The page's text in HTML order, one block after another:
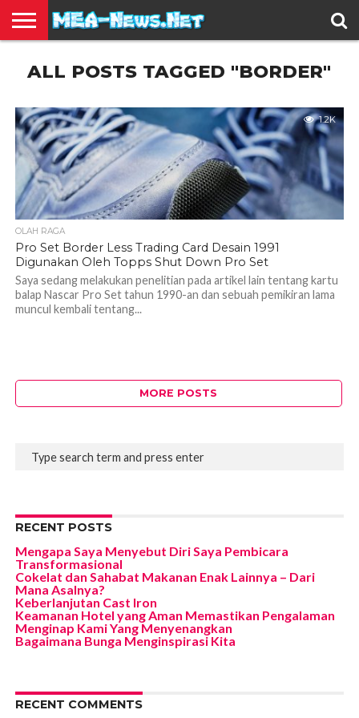
TERBARU
EDUKASI
HIBURAN
INSPIRASI
KESEHATAN
KULINER
OLAH
RAGA
OTOMOTIF
TRAVEL
JUAL
BELI
ALL POSTS TAGGED "BORDER"
1.2K
OLAH RAGA
Pro Set Border Less Trading Card Desain 1991
Digunakan Oleh Topps Shut Down Pro Set
Saya sedang melakukan penelitian pada artikel lain tentang kartu
balap Nascar Pro Set tahun 1990-an dan sebuah pemikiran lama
muncul kembali tentang...
MORE POSTS
RECENT POSTS
Mengapa Saya Menyebut Diri Saya Pembicara
Transformasional
Cokelat dan Sahabat Makanan Enak Lainnya – Dari
Mana Asalnya?
Keberlanjutan Cast Iron
Keamanan Hotel yang Aman Memastikan Pengalaman
Menginap Kami Yang Menyenangkan
Bagaimana Bunga Menginspirasi Kita
RECENT COMMENTS